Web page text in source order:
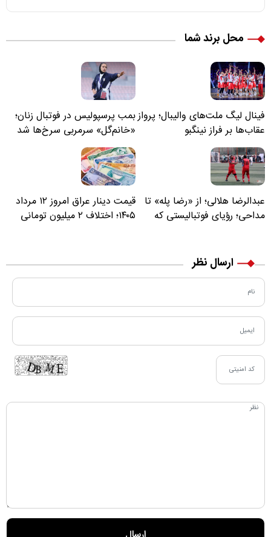
محل برند شما
فینال لیگ ملت‌های والیبال؛ پرواز
عقاب‌ها بر فراز نینگبو
بمب پرسپولیس در فوتبال زنان؛
«خانم‌گل» سرمربی سرخ‌ها شد
عبدالرضا هلالی؛ از «رضا پله» تا
مداحی؛ رؤیای فوتبالیستی که
قیمت دینار عراق امروز ۱۲ مرداد
۱۴۰۵؛ اختلاف ۲ میلیون تومانی
ارسال نظر